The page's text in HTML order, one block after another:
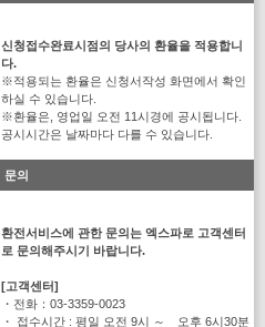
신청접수완료시점의 당사의 환율을 적용합니
다.
※적용되는 환율은 신청서작성 화면에서 확인
하실 수 있습니다.
※환율은, 영업일 오전 11시경에 공시됩니다.
공시시간은 날짜마다 다를 수 있습니다.
문의
환전서비스에 관한 문의는 엑스파로 고객센터
로 문의해주시기 바랍니다.
[고객센터]
・전화：03-3359-0023
・ 접수시간 : 평일 오전 9시 ～ 오후 6시30분